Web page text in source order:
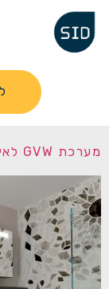
מערכת GVW לאינסטלציה בהתקנה מודולרית